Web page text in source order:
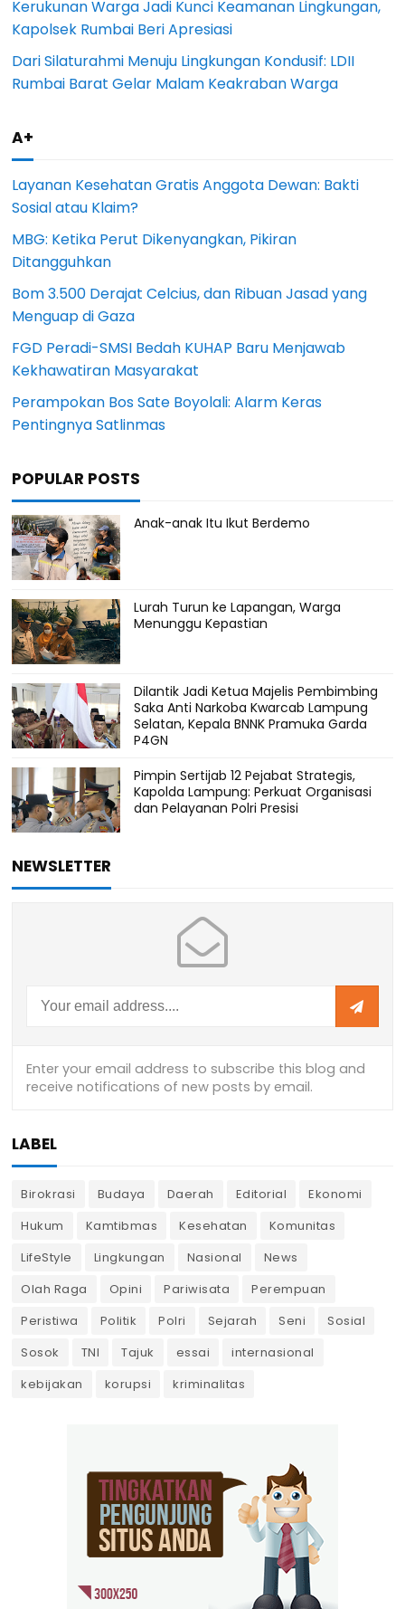
Kerukunan Warga Jadi Kunci Keamanan Lingkungan,
Kapolsek Rumbai Beri Apresiasi
Dari Silaturahmi Menuju Lingkungan Kondusif: LDII
Rumbai Barat Gelar Malam Keakraban Warga
A+
Layanan Kesehatan Gratis Anggota Dewan: Bakti
Sosial atau Klaim?
MBG: Ketika Perut Dikenyangkan, Pikiran
Ditangguhkan
Bom 3.500 Derajat Celcius, dan Ribuan Jasad yang
Menguap di Gaza
FGD Peradi-SMSI Bedah KUHAP Baru Menjawab
Kekhawatiran Masyarakat
Perampokan Bos Sate Boyolali: Alarm Keras
Pentingnya Satlinmas
POPULAR POSTS
Anak-anak Itu Ikut Berdemo
Lurah Turun ke Lapangan, Warga
Menunggu Kepastian
Dilantik Jadi Ketua Majelis Pembimbing
Saka Anti Narkoba Kwarcab Lampung
Selatan, Kepala BNNK Pramuka Garda
P4GN
Pimpin Sertijab 12 Pejabat Strategis,
Kapolda Lampung: Perkuat Organisasi
dan Pelayanan Polri Presisi
NEWSLETTER
LABEL
Birokrasi Budaya Daerah Editorial
Ekonomi
Hukum
Kamtibmas Kesehatan
Komunitas
LifeStyle
Lingkungan Nasional
News
Olah Raga
Opini Pariwisata
Perempuan
Peristiwa
Politik Polri Sejarah Seni
Sosial
Sosok
TNI Tajuk essai
internasional
kebijakan
korupsi kriminalitas